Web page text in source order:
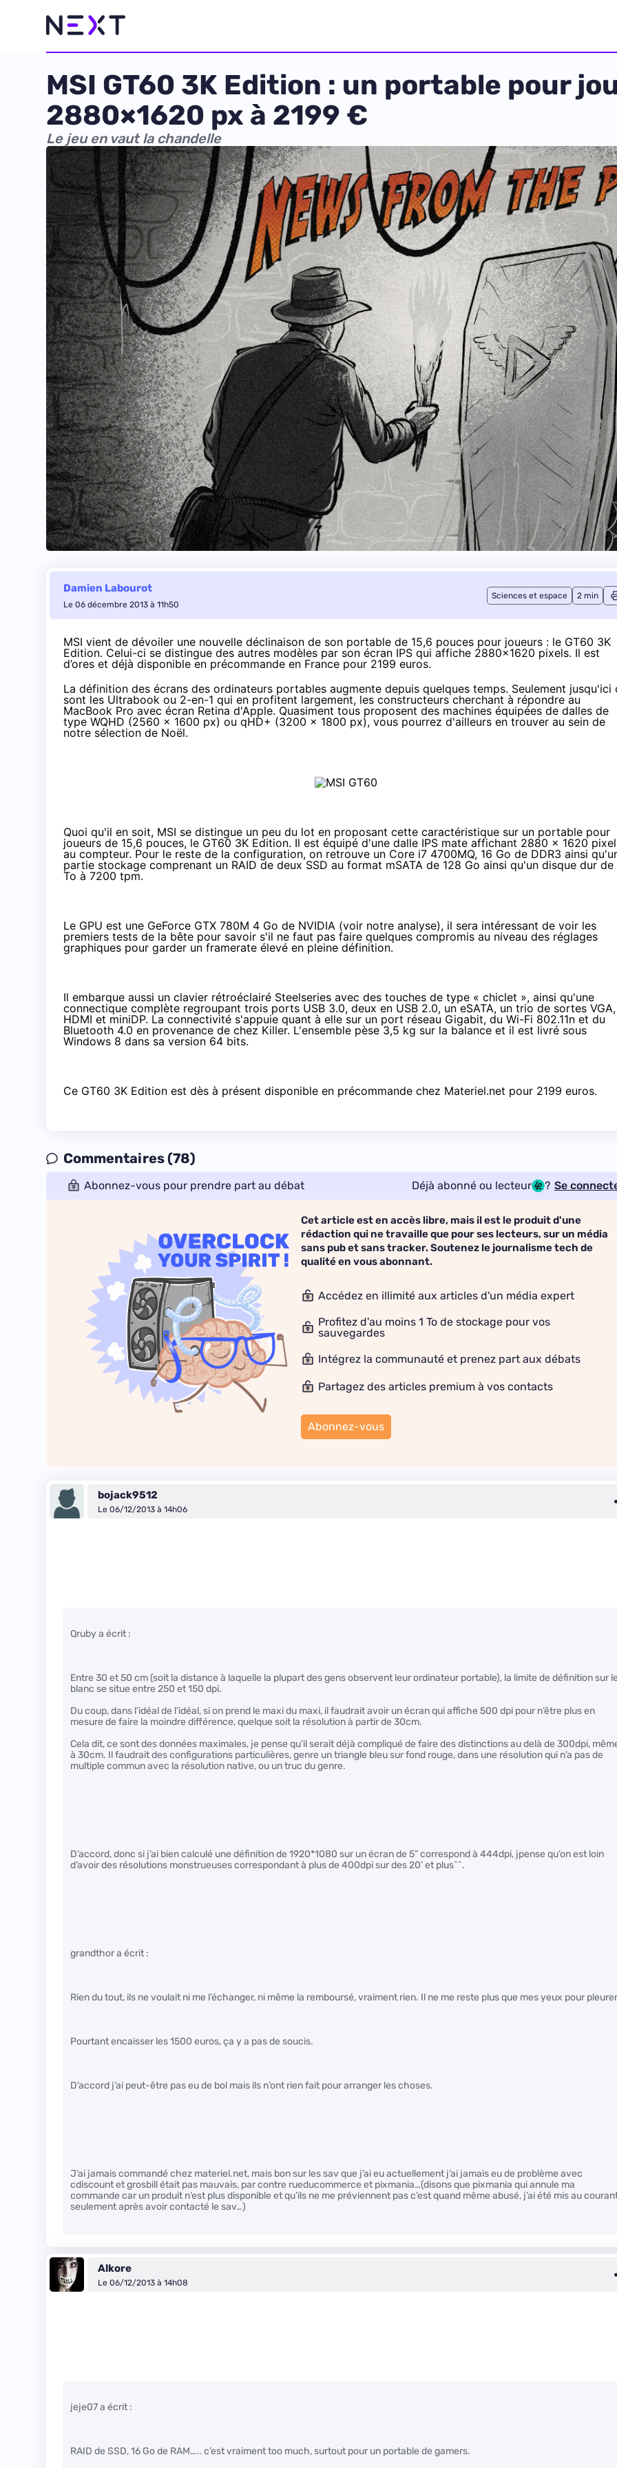
MSI GT60 3K Edition : un portable pour
2880×1620 px à 2199 €
Le jeu en vaut la chandelle
Damien Labourot
Le 06 décembre 2013 à 11h50
Sciences et espace 2 min
MSI vient de dévoiler une nouvelle déclinaison de son portable de 15,6 pouces pour joueurs : le GT60 3K
Edition. Celui-ci se distingue des autres modèles par son écran IPS qui affiche 2880×1620 pixels. Il est
d’ores et déjà disponible en précommande en France pour 2199 euros.
La définition des écrans des ordinateurs portables augmente depuis quelques temps. Seulement jusqu'ici
sont les Ultrabook ou 2-en-1 qui en profitent largement, les constructeurs cherchant à répondre au
MacBook Pro avec écran Retina d'Apple. Quasiment tous proposent des machines équipées de dalles de
type WQHD (2560 x 1600 px) ou qHD+ (3200 x 1800 px), vous pourrez d'ailleurs en trouver au sein de
notre sélection de Noël.
Quoi qu'il en soit, MSI se distingue un peu du lot en proposant cette caractéristique sur un portable pour
joueurs de 15,6 pouces, le GT60 3K Edition. Il est équipé d'une dalle IPS mate affichant 2880 x 1620
au compteur. Pour le reste de la configuration, on retrouve un Core i7 4700MQ, 16 Go de DDR3 ainsi
partie stockage comprenant un RAID de deux SSD au format mSATA de 128 Go ainsi qu'un disque dur de
To à 7200 tpm.
Le GPU est une GeForce GTX 780M 4 Go de NVIDIA (voir notre analyse), il sera intéressant de voir les
premiers tests de la bête pour savoir s'il ne faut pas faire quelques compromis au niveau des réglages
graphiques pour garder un framerate élevé en pleine définition.
Il embarque aussi un clavier rétroéclairé Steelseries avec des touches de type « chiclet », ainsi qu'une
connectique complète regroupant trois ports USB 3.0, deux en USB 2.0, un eSATA, un trio de sortes VGA,
HDMI et miniDP. La connectivité s'appuie quant à elle sur un port réseau Gigabit, du Wi-Fi 802.11n et du
Bluetooth 4.0 en provenance de chez Killer. L'ensemble pèse 3,5 kg sur la balance et il est livré sous
Windows 8 dans sa version 64 bits.
Ce GT60 3K Edition est dès à présent disponible en précommande chez Materiel.net pour 2199 euros.
Commentaires (78)
Abonnez-vous pour prendre part au débat Déjà abonné ou lecteur ? Se
Cet article est en accès libre, mais il est le produit d'une
rédaction qui ne travaille que pour ses lecteurs, sur un média
sans pub et sans tracker. Soutenez le journalisme tech de
qualité en vous abonnant.
Accédez en illimité aux articles d'un média expert
Profitez d'au moins 1 To de stockage pour vos
sauvegardes
Intégrez la communauté et prenez part aux débats
Partagez des articles premium à vos contacts
Abonnez-vous
bojack9512
Le 06/12/2013 à 14h06
Qruby a écrit :
Entre 30 et 50 cm (soit la distance à laquelle la plupart des gens observent leur ordinateur portable), la limite de définition sur
blanc se situe entre 250 et 150 dpi.
Du coup, dans l’idéal de l’idéal, si on prend le maxi du maxi, il faudrait avoir un écran qui affiche 500 dpi pour n’être plus en
mesure de faire la moindre différence, quelque soit la résolution à partir de 30cm.
Cela dit, ce sont des données maximales, je pense qu’il serait déjà compliqué de faire des distinctions au delà de 300dpi,
à 30cm. Il faudrait des configurations particulières, genre un triangle bleu sur fond rouge, dans une résolution qui n’a pas de
multiple commun avec la résolution native, ou un truc du genre.
D’accord, donc si j’ai bien calculé une définition de 1920*1080 sur un écran de 5” correspond à 444dpi, jpense qu’on est loin
d’avoir des résolutions monstrueuses correspondant à plus de 400dpi sur des 20’ et plus^^.
grandthor a écrit :
Rien du tout, ils ne voulait ni me l’échanger, ni même la remboursé, vraiment rien. Il ne me reste plus que mes yeux pour pleurer
Pourtant encaisser les 1500 euros, ça y a pas de soucis.
D’accord j’ai peut-être pas eu de bol mais ils n’ont rien fait pour arranger les choses.
J’ai jamais commandé chez materiel.net, mais bon sur les sav que j’ai eu actuellement j’ai jamais eu de problème avec
cdiscount et grosbill était pas mauvais, par contre rueducommerce et pixmania…(disons que pixmania qui annule ma
commande car un produit n’est plus disponible et qu’ils ne me préviennent pas c’est quand même abusé, j’ai été mis au
seulement après avoir contacté le sav…)
Alkore
Le 06/12/2013 à 14h08
jeje07 a écrit :
RAID de SSD, 16 Go de RAM….. c’est vraiment too much, surtout pour un portable de gamers.